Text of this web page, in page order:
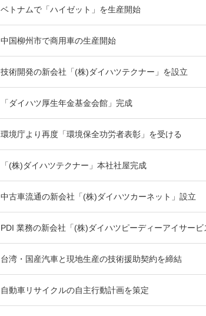
ベトナムで「ハイゼット」を生産開始
中国柳州市で商用車の生産開始
技術開発の新会社「(株)ダイハツテクナー」を設立
「ダイハツ厚生年金基金会館」完成
環境庁より再度「環境保全功労者表彰」を受ける
「(株)ダイハツテクナー」本社社屋完成
中古車流通の新会社「(株)ダイハツカーネット」設立
PDI 業務の新会社「(株)ダイハツピーディーアイサービ
台湾・国産汽車と現地生産の技術援助契約を締結
自動車リサイクルの自主行動計画を策定